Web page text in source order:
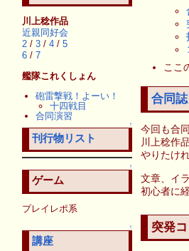
ここ
合同誌
今回も合
川上稔作
やりたけ
文章、イ
初心者に
突発
川上稔作品
近親同好会
2/ 3/ 4/ 5
6/ 7
艦隊これくしょん
砲雷撃戦！よーい！
十四戦目
合同演習
↑
刊行物リスト
↑
ゲーム
プレイレポ系
↑
講座